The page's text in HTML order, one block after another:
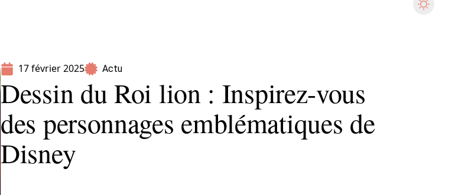
17 février 2025 Actu
Dessin du Roi lion : Inspirez-vous
des personnages emblématiques de
Disney